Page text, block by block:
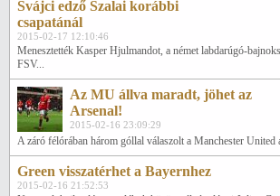
Svájci edző Szalai korábbi
csapatánál
2015-02-17 12:10:46
Menesztették Kasper Hjulmandot, a német labdarúgó-
FSV...
Az MU állva maradt, jöhet az
Arsenal!
2015-02-16 23:09:29
A záró félórában három góllal válaszolt a Manchester United
Green visszatérhet a Bayernhez
2015-02-16 21:52:53